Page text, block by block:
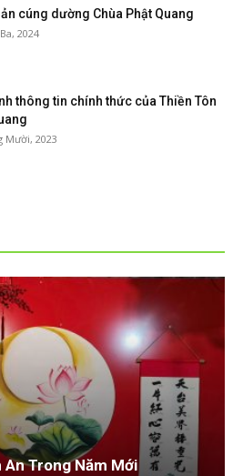
cúng dường Chùa Phật Quang
2024
thông tin chính thức của Thiền Tôn
Mười, 2023
Trong Năm Mới